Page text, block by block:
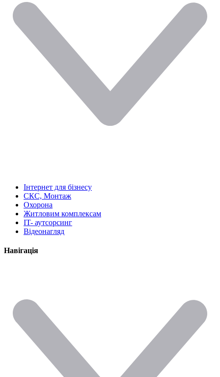
Інтернет для бізнесу
СКС, Монтаж
Охорона
Житловим комплексам
IT- аутсорсинг
Відеонагляд
Навігація